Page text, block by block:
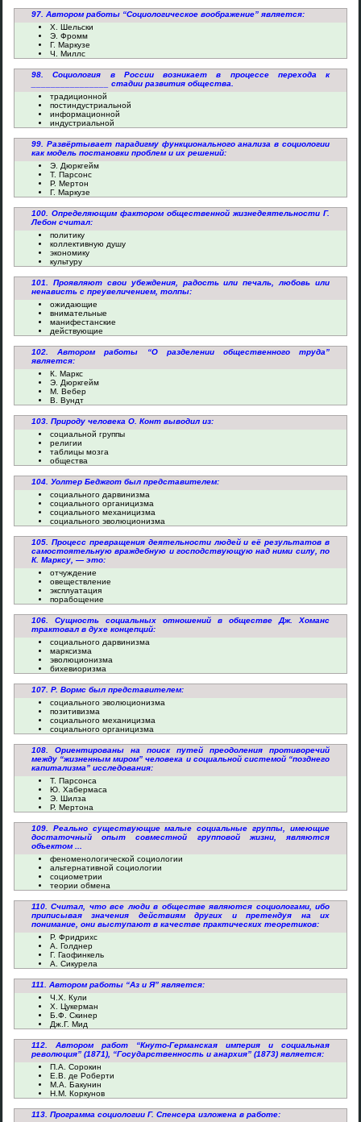
97. Автором работы “Социологическое воображение” является:
Х. Шельски
Э. Фромм
Г. Маркузе
Ч. Миллс
98. Социология в России возникает в процессе перехода к
________________ стадии развития общества.
традиционной
постиндустриальной
информационной
индустриальной
99. Развёртывает парадигму функционального анализа в социологии
как модель постановки проблем и их решений:
Э. Дюркгейм
Т. Парсонс
Р. Мертон
Г. Маркузе
100. Определяющим фактором общественной жизнедеятельности Г.
Лебон считал:
политику
коллективную душу
экономику
культуру
101. Проявляют свои убеждения, радость или печаль, любовь или
ненависть с преувеличением, толпы:
ожидающие
внимательные
манифестанские
действующие
102. Автором работы “О разделении общественного труда”
является:
К. Маркс
Э. Дюркгейм
М. Вебер
В. Вундт
103. Природу человека О. Конт выводил из:
социальной группы
религии
таблицы мозга
общества
104. Уолтер Беджгот был представителем:
социального дарвинизма
социального органицизма
социального механицизма
социального эволюционизма
105. Процесс превращения деятельности людей и её результатов в
самостоятельную враждебную и господствующую над ними силу, по
К. Марксу, — это:
отчуждение
овеществление
эксплуатация
порабощение
106. Сущность социальных отношений в обществе Дж. Хоманс
трактовал в духе концепций:
социального дарвинизма
марксизма
эволюционизма
бихевиоризма
107. Р. Вормс был представителем:
социального эволюционизма
позитивизма
социального механицизма
социального органицизма
108. Ориентированы на поиск путей преодоления противоречий
между “жизненным миром” человека и социальной системой “позднего
капитализма” исследования:
Т. Парсонса
Ю. Хабермаса
Э. Шилза
Р. Мертона
109. Реально существующие малые социальные группы, имеющие
достаточный опыт совместной групповой жизни, являются
объектом ...
феноменологической социологии
альтернативной социологии
социометрии
теории обмена
110. Считал, что все люди в обществе являются социологами, ибо
приписывая значения действиям других и претендуя на их
понимание, они выступают в качестве практических теоретиков:
Р. Фридрихс
А. Голднер
Г. Гаофинкель
А. Сикурела
111. Автором работы “Аз и Я” является:
Ч.Х. Кули
Х. Цукерман
Б.Ф. Скинер
Дж.Г. Мид
112. Автором работ “Кнуто-Германская империя и социальная
революция” (1871), “Государственность и анархия” (1873) является:
П.А. Сорокин
Е.В. де Роберти
М.А. Бакунин
Н.М. Коркунов
113. Программа социологии Г. Спенсера изложена в работе: